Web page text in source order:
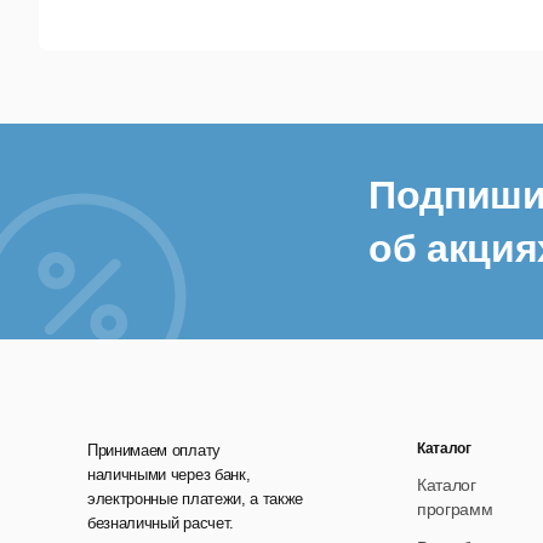
об
Принимаем оплату
наличными через банк,
электронные платежи, а также
безналичный расчет.
Каталог
Каталог
программ